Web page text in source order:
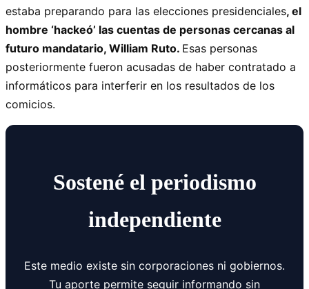
estaba preparando para las elecciones presidenciales, el
hombre ‘hackeó’ las cuentas de personas cercanas al
futuro mandatario, William Ruto. Esas personas
posteriormente fueron acusadas de haber contratado a
informáticos para interferir en los resultados de los
comicios.
Sostené el periodismo
independiente
Este medio existe sin corporaciones ni gobiernos.
Tu aporte permite seguir informando sin